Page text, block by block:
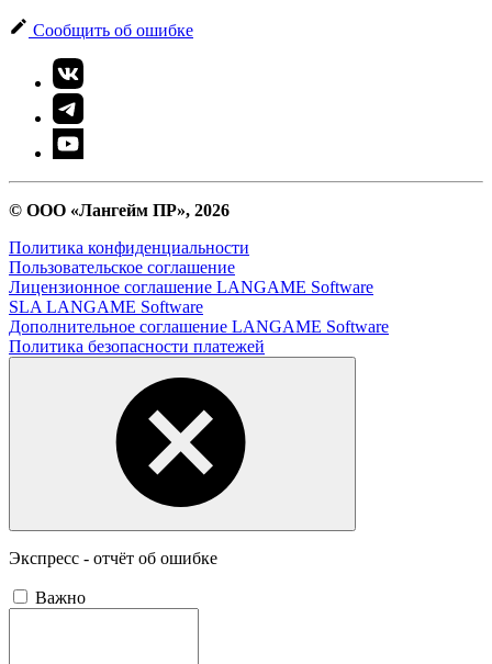
Сообщить об ошибке
© ООО «Лангейм ПР», 2026
Политика конфиденциальности
Пользовательское соглашение
Лицензионное соглашение LANGAME Software
SLA LANGAME Software
Дополнительное соглашение LANGAME Software
Политика безопасности платежей
Экспресс - отчёт об ошибке
Важно